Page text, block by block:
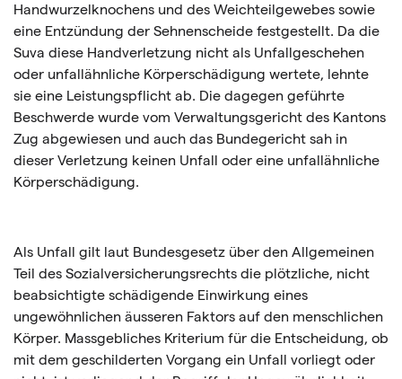
Handwurzelknochens und des Weichteilgewebes sowie
eine Entzündung der Sehnenscheide festgestellt. Da die
Suva diese Handverletzung nicht als Unfallgeschehen
oder unfallähnliche Körperschädigung wertete, lehnte
sie eine Leistungspflicht ab. Die dagegen geführte
Beschwerde wurde vom Verwaltungsgericht des Kantons
Zug abgewiesen und auch das Bundegericht sah in
dieser Verletzung keinen Unfall oder eine unfallähnliche
Körperschädigung.
Als Unfall gilt laut Bundesgesetz über den Allgemeinen
Teil des Sozialversicherungsrechts die plötzliche, nicht
beabsichtigte schädigende Einwirkung eines
ungewöhnlichen äusseren Faktors auf den menschlichen
Körper. Massgebliches Kriterium für die Entscheidung, ob
mit dem geschilderten Vorgang ein Unfall vorliegt oder